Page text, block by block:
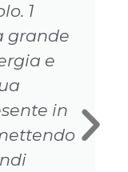
1
grande
e
in